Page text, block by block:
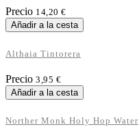
Precio 14,20 €
Añadir a la cesta
Althaia Tintorera
Precio 3,95 €
Añadir a la cesta
Norther Monk Holy Hop Water